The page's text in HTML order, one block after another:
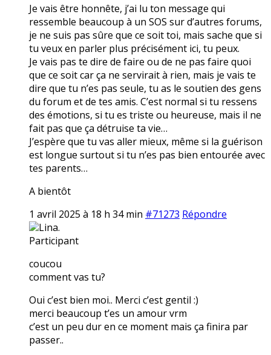
Je vais être honnête, j’ai lu ton message qui
ressemble beaucoup à un SOS sur d’autres forums,
je ne suis pas sûre que ce soit toi, mais sache que si
tu veux en parler plus précisément ici, tu peux.
Je vais pas te dire de faire ou de ne pas faire quoi
que ce soit car ça ne servirait à rien, mais je vais te
dire que tu n’es pas seule, tu as le soutien des gens
du forum et de tes amis. C’est normal si tu ressens
des émotions, si tu es triste ou heureuse, mais il ne
fait pas que ça détruise ta vie…
J’espère que tu vas aller mieux, même si la guérison
est longue surtout si tu n’es pas bien entourée avec
tes parents…
A bientôt
1 avril 2025 à 18 h 34 min #71273 Répondre
Lina.
Participant
coucou
comment vas tu?
Oui c’est bien moi.. Merci c’est gentil :)
merci beaucoup t’es un amour vrm
c’est un peu dur en ce moment mais ça finira par
passer..